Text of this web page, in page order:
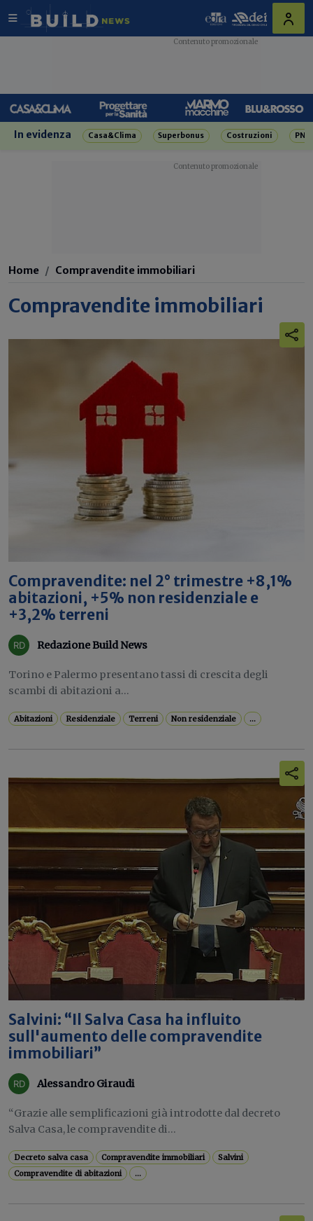
In evidenza Casa&Clima Superbonus Costruzioni
Home Compravendite immobiliari
Compravendite immobiliari
Compravendite: nel 2° trimestre +8,1%
abitazioni, +5% non residenziale e
+3,2% terreni
Redazione Build News
Torino e Palermo presentano tassi di crescita degli
scambi di abitazioni a...
Abitazioni Residenziale Terreni Non residenziale ...
Salvini: “Il Salva Casa ha influito
sull'aumento delle compravendite
immobiliari”
Alessandro Giraudi
“Grazie alle semplificazioni già introdotte dal decreto
Salva Casa, le compravendite di...
Decreto salva casa Compravendite immobiliari
Salvini
Compravendite di abitazioni
...